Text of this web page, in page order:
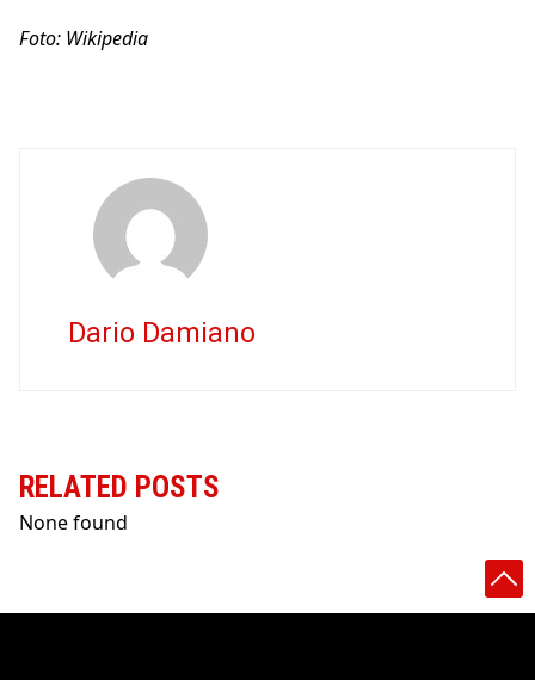
Foto: Wikipedia
Dario Damiano
RELATED POSTS
None found